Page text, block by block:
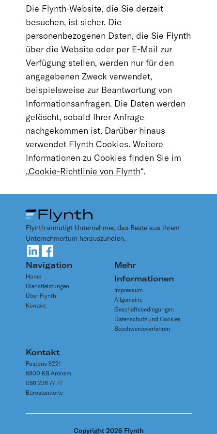
Die Flynth-Website, die Sie derzeit
besuchen, ist sicher. Die
personenbezogenen Daten, die Sie Flynth
über die Website oder per E-Mail zur
Verfügung stellen, werden nur für den
angegebenen Zweck verwendet,
beispielsweise zur Beantwortung von
Informationsanfragen. Die Daten werden
gelöscht, sobald Ihrer Anfrage
nachgekommen ist. Darüber hinaus
verwendet Flynth Cookies. Weitere
Informationen zu Cookies finden Sie im
„Cookie-Richtlinie von Flynth“.
Flynth ermutigt Unternehmer, das Beste aus ihrem
Unternehmertum herauszuholen.
Navigation
Home
Dienstleistungen
Über Flynth
Kontakt
Mehr
Informationen
Impressum
Allgemeine
Geschäftsbedingungen
Datenschutz und Cookies
Beschwerdeverfahren
Kontakt
Postbus 9221
6800 KB Arnhem
088 236 77 77
Bürostandorte
Copyright 2026 Flynth